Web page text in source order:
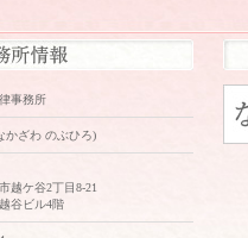
事務所
かざわ のぶひろ)
越ケ谷2丁目8-21
谷ビル4階